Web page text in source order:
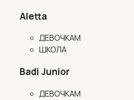
Aletta
ДЕВОЧКАМ
ШКОЛА
Badi Junior
ДЕВОЧКАМ